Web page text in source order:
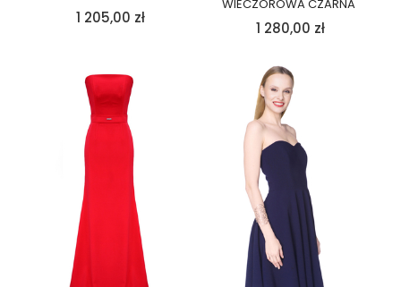
1 205,00 zł
WIECZOROWA CZARNA
1 280,00 zł